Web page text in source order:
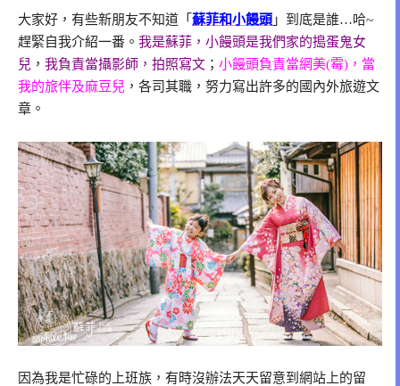
大家好，有些新朋友不知道「 蘇菲和小饅頭 」到底是誰…哈~
趕緊自我介紹一番。 我是蘇菲，小饅頭是我們家的搗蛋鬼女
兒 ， 我負責當攝影師，拍照寫文 ； 小饅頭負責當網美(霉)，當
我的旅伴及麻豆兒 ，各司其職，努力寫出許多的國內外旅遊文
章。
因為我是忙碌的上班族，有時沒辦法天天留意到網站上的留